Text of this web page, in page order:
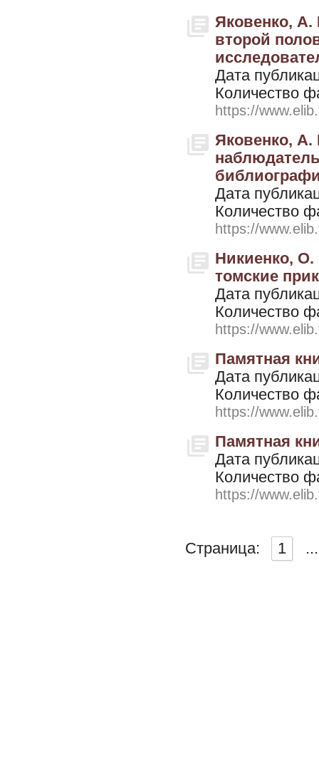
Яковенко, А.
второй
Дата
Количество
https://
Яковенко,
Дата
Количество
https://
Никиенко, О.
томские
Дата
Количество
https://
Памятная
Дата
Количество
https://
Памятная
Дата
Количество
https://
Страница: 1 ...